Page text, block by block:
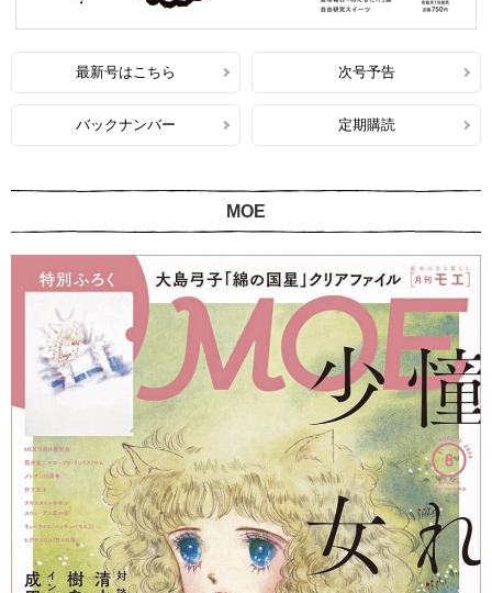
最新号はこちら 次号予告
バックナンバー 定期購読
MOE